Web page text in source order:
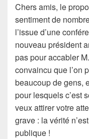
Chers amis, le
sentiment de
l’issue d’une
nouveau président
pas pour accabler
convaincu que l’on
beaucoup de gens,
pour lesquels c’est
veux attirer votre
grave : la vérité
publique !